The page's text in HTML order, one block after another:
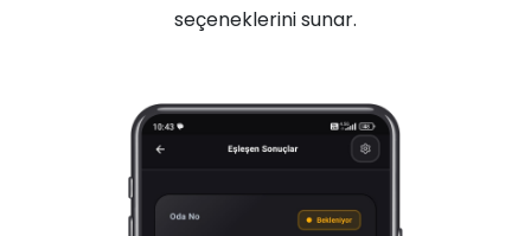
seçeneklerini sunar.